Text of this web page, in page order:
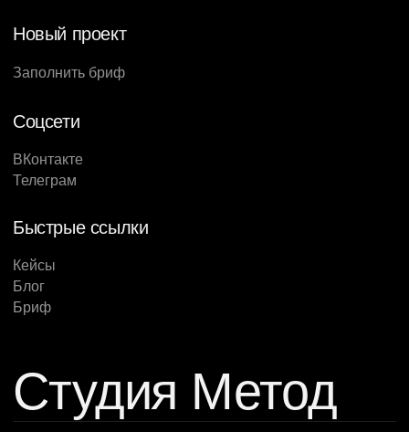
Новый проект
Заполнить бриф
Соцсети
ВКонтакте
Телеграм
Быстрые ссылки
Кейсы
Блог
Бриф
Студия Метод